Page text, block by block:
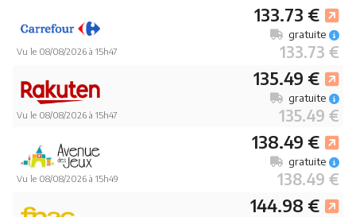
Vu le 08/08/2026 à 15h47
133.73 €
133.73 €
gratuite
Vu le 08/08/2026 à 15h47
135.49 €
135.49 €
gratuite
Vu le 08/08/2026 à 15h49
138.49 €
138.49 €
gratuite
144.98 €